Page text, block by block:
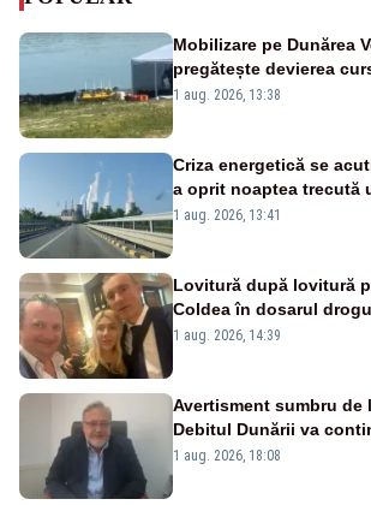
Mobilizare pe Dunărea
pregătește devierea
către Cernavodă – VIDEO
1 aug. 2026, 13:38
Criza energetică se
a oprit noaptea trecută
de la Rovinari
1 aug. 2026, 13:41
Lovitură după lovitură
Coldea în dosarul
Păcuraru explică
1 aug. 2026, 14:39
Avertisment sumbru de
Debitul Dunării va
Cernavodă s-ar putea
1 aug. 2026, 18:08